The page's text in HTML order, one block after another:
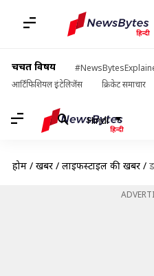
चर्चित विषय
आर्टिफिशियल इंटेलिजेंस
क्रिकेट समाचार
Hindi
होम / खबरें / लाइफस्टाइल की खबरें /